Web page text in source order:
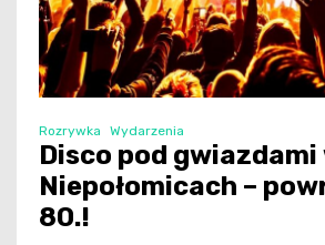
Rozrywka Wydarzenia
Disco pod gwiazdami
Niepołomicach –
80.!